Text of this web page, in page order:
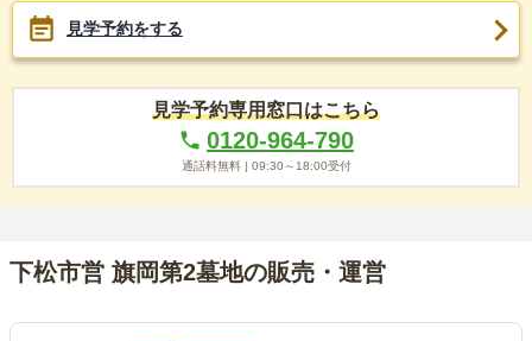
見学予約をする
見学予約専用窓口はこちら
0120-964-790
通話料無料 | 09:30～18:00受付
下松市営 旗岡第2墓地の販売・運営